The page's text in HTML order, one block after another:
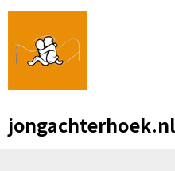
Skip
content
jongachterhoek.nl